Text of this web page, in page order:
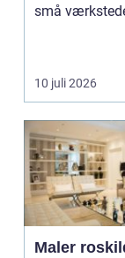
små
10 juli 2026
Maler